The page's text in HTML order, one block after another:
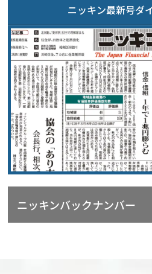
ニッキン最新号ダ
ニッキンバックナンバー